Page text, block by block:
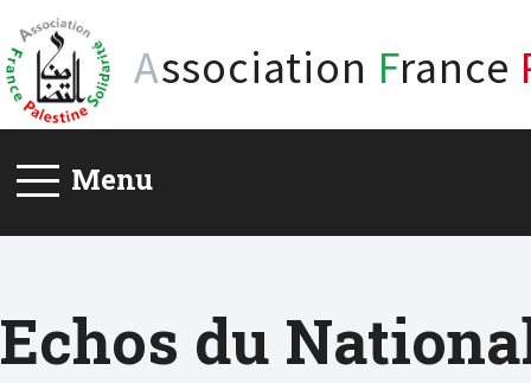
Association France
Menu
Echos du